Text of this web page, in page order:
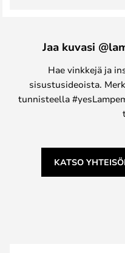
Jaa kuvasi
Hae vinkkejä ja
sisustusideoista.
tunnisteella
KATSO